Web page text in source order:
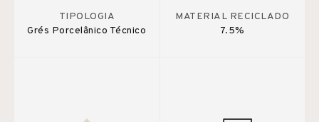
TIPOLOGIA
Grés Porcelânico Técnico
MATERIAL RECICLADO
7.5%